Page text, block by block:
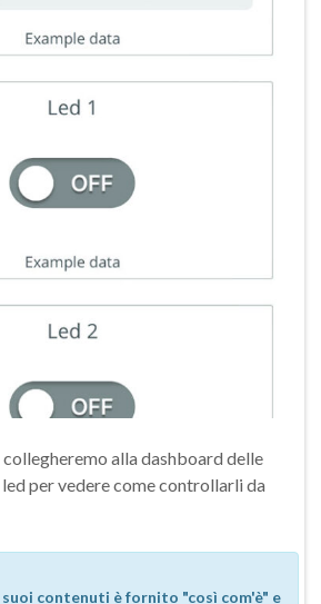
alla dashboard delle
per vedere come controllarli da
contenuti è fornito "così com'è" e